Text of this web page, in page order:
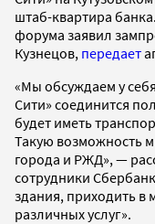
штаб-квартира
форума заявил
Кузнецов, передает
«Мы обсуждаем у
Сити» соединится
будет иметь
Такую возможность
города и РЖД», —
сотрудники
здания, приходить в
различных услуг».